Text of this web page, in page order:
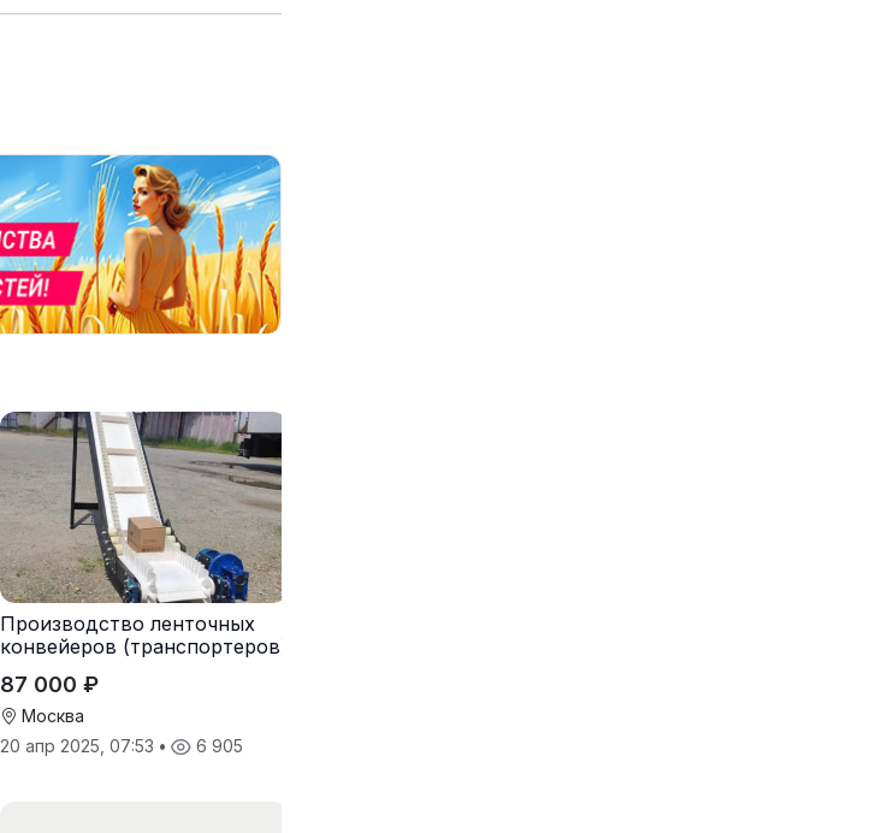
Производство ленточных
конвейеров (транспортеров)
87 000 ₽
Москва
20 апр 2025, 07:53 • 6 905